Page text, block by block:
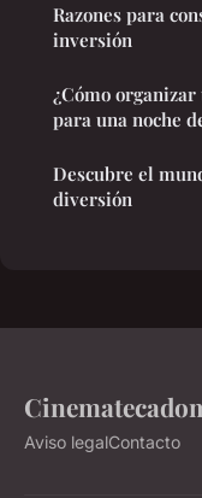
Razones para
inversión
¿Cómo
para una noche
Descubre el
diversión
Aviso legalContacto